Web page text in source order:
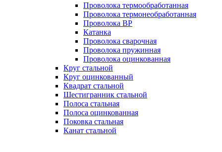
Проволока термообработанная
Проволока термонеобработанная
Проволока ВР
Катанка
Проволока сварочная
Проволока пружинная
Проволока оцинкованная
Круг стальной
Круг оцинкованный
Квадрат стальной
Шестигранник стальной
Полоса стальная
Полоса оцинкованная
Поковка стальная
Канат стальной